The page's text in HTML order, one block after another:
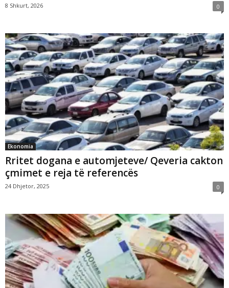
8 Shkurt, 2026 0
Ekonomia
Rritet dogana e automjeteve/ Qeveria cakton
çmimet e reja të referencës
24 Dhjetor, 2025 0